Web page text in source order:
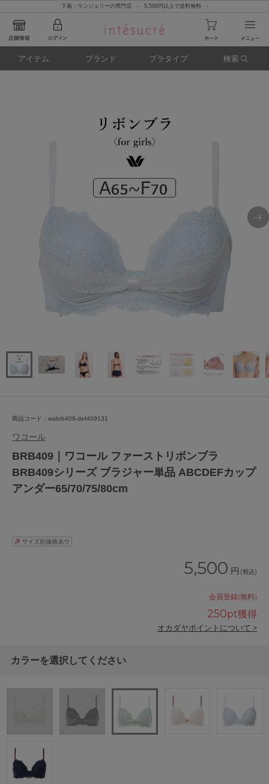
下着・ランジェリーの専門店 - 5,500円以上で送料無料 -
アイテム ブランド ブラタイプ 検索
商品コード：wabrb409-def409131
ワコール
BRB409｜ワコール ファーストリボンブラ
BRB409シリーズ ブラジャー単品 ABCDEFカップ
アンダー65/70/75/80cm
5,500 円 (税込)
会員登録(無料)
250pt獲得
オカダヤポイントについて >
カラーを選択してください